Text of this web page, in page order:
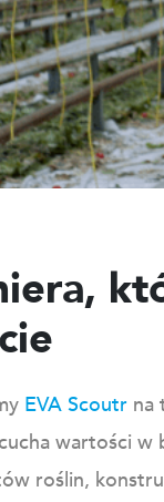
EVA Scoutrna
wartości
roślin,